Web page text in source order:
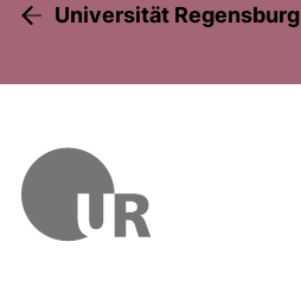
Universität Regensburg